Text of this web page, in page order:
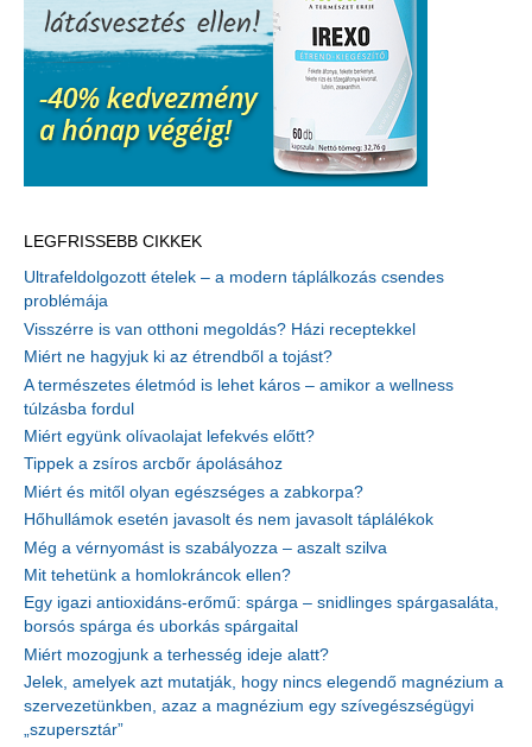
LEGFRISSEBB CIKKEK
Ultrafeldolgozott ételek – a modern táplálkozás csendes
problémája
Visszérre is van otthoni megoldás? Házi receptekkel
Miért ne hagyjuk ki az étrendből a tojást?
A természetes életmód is lehet káros – amikor a wellness
túlzásba fordul
Miért együnk olívaolajat lefekvés előtt?
Tippek a zsíros arcbőr ápolásához
Miért és mitől olyan egészséges a zabkorpa?
Hőhullámok esetén javasolt és nem javasolt táplálékok
Még a vérnyomást is szabályozza – aszalt szilva
Mit tehetünk a homlokráncok ellen?
Egy igazi antioxidáns-erőmű: spárga – snidlinges spárgasaláta,
borsós spárga és uborkás spárgaital
Miért mozogjunk a terhesség ideje alatt?
Jelek, amelyek azt mutatják, hogy nincs elegendő magnézium a
szervezetünkben, azaz a magnézium egy szívegészségügyi
„szupersztár”